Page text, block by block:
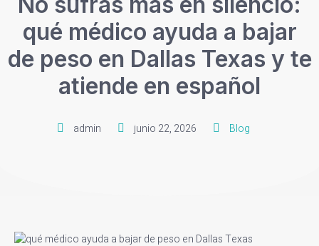
qué médico ayuda a bajar
de peso en Dallas Texas y te
atiende en español
admin junio 22, 2026 Blog